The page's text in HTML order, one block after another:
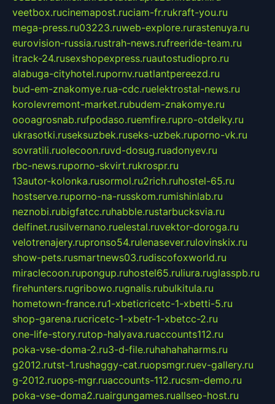
veetbox.rucinemapost.ruciam-fr.rukraft-you.ru
mega-press.ru03223.ruweb-explore.rurastenuya.ru
eurovision-russia.rustrah-news.rufreeride-team.ru
itrack-24.rusexshopexpress.ruautostudiopro.ru
alabuga-cityhotel.rupornv.ruatlantpereezd.ru
bud-em-znakomye.rua-cdc.ruelektrostal-news.ru
korolevremont-market.rubudem-znakomye.ru
oooagrosnab.rufpodaso.ruemfire.rupro-otdelky.ru
ukrasotki.ruseksuzbek.ruseks-uzbek.ruporno-vk.ru
sovratili.ruolecoon.ruvd-dosug.ruadonyev.ru
rbc-news.ruporno-skvirt.rukrospr.ru
13autor-kolonka.rusormol.ru2rich.ruhostel-65.ru
hostserve.ruporno-na-russkom.rumishinlab.ru
neznobi.rubigfatcc.ruhabble.rustarbucksvia.ru
delfinet.rusilvernano.ruelestal.ruvektor-doroga.ru
velotrenajery.rupronso54.rulenasever.rulovinskix.ru
show-pets.rusmartnews03.rudiscofoxworld.ru
miraclecoon.rupongup.ruhostel65.ruliura.ruglasspb.ru
firehunters.rugribowo.rugnalis.rubulkitula.ru
hometown-france.ru1-xbeticricetc-1-xbetti-5.ru
shop-garena.rucricetc-1-xbetr-1-xbetcc-2.ru
one-life-story.rutop-halyava.ruaccounts112.ru
poka-vse-doma-2.ru3-d-file.ruhahahaharms.ru
g2012.rutst-1.rushaggy-cat.ruopsmgr.ruev-gallery.ru
g-2012.ruops-mgr.ruaccounts-112.rucsm-demo.ru
poka-vse-doma2.ruairgungames.ruallseo-host.ru